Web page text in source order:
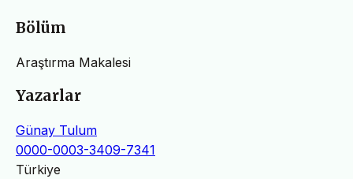
Bölüm
Araştırma Makalesi
Yazarlar
Günay Tulum
0000-0003-3409-7341
Türkiye